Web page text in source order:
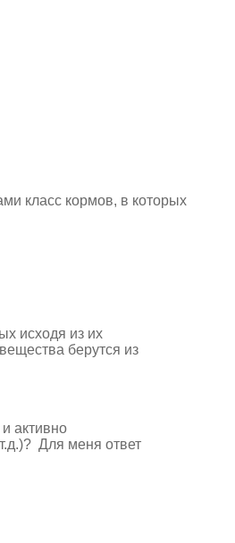
класс кормов, в которых
исходя из их
берутся из
активно
Для меня ответ